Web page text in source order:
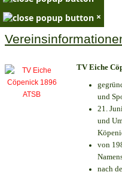
×
TV Eiche
und
21.
und
von
nach